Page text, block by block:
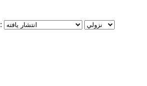
مرتب سازي براساس: